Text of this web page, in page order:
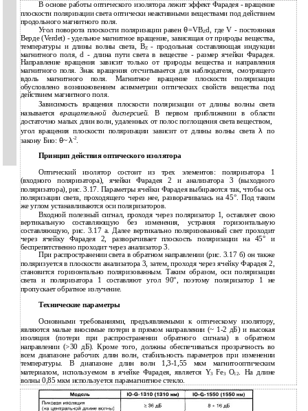
В основе работы оптического изолятора лежит эффект Фарадея - вращение
плоскости поляризации света оптически неактивными веществами под действием
продольного магнитного поля.
Угол поворота плоскости поляризации равен θ=VBZd, где V - постоянная
Верде (Verdet) - удельное магнитное вращение, зависящая от природы вещества,
температуры и длины волны света, ВZ- продольная составляющая индукции
магнитного поля, d - длина пути света в веществе - размер ячейки Фарадея.
Направление вращения зависит только от природы вещества и направления
магнитного поля. Знак вращения отсчитывается для наблюдателя, смотрящего
вдоль магнитного поля. Магнитное вращение плоскости поляризации
обусловлено возникновением асимметрии оптических свойств вещества под
действием магнитного поля.
Зависимость вращения плоскости поляризации от длины волны света
называетсявращательной дисперсией.В первом приближении в области
достаточно малых длин волн, удаленных от полос поглощения света веществом,
угол вращения плоскости поляризации зависит от длины волны светаλ по
закону Био: θ~λ-2.
Принцип действия оптического изолятора
Оптический изолятор состоит из трех элементов: поляризатора 1
(входного поляризатора), ячейки Фарадея 2 и анализатора 3 (выходного
поляризатора), рис. 3.17. Параметры ячейки Фарадея выбираются так, чтобы ось
поляризации света, проходящего через нее, разворачивалась на 45°. Под таким
же углом устанавливаются оси поляризаторов.
Входной полезный сигнал, проходя через поляризатор 1, оставляет свою
вертикальную составляющую без изменения, устраняя горизонтальную
составляющую, рис. 3.17 а. Далее вертикально поляризованный свет проходит
через ячейку Фарадея 2, разворачивает плоскость поляризации на 45° и
беспрепятственно проходит через анализатор 3.
При распространении света в обратном направлении (рис. 3.17 б) он также
поляризуется в плоскости анализатора 3, затем, проходя через ячейку Фарадея 2,
становится горизонтально поляризованным. Таким образом, оси поляризации
света и поляризатора 1 составляют угол 90°, поэтому поляризатор 1 не
пропускает обратное излучение.
Технические параметры
Основными требованиями, предъявляемыми к оптическому изолятору,
являются малые вносимые потери в прямом направлении (~ 1-2 дБ) и высокая
изоляция (потери при распространении обратного сигнала) в обратном
направлении (>30 дБ). Кроме того, должны обеспечиваться прозрачность во
всем диапазоне рабочих длин волн, стабильность параметров при изменении
температуры. В диапазоне длин волн 1,3-1,55 мкм магнитооптическим
материалом, используемом в ячейке Фарадея, является Y3Fe3 O12
. На длине
волны 0,85 мкм используется парамагнитное стекло.